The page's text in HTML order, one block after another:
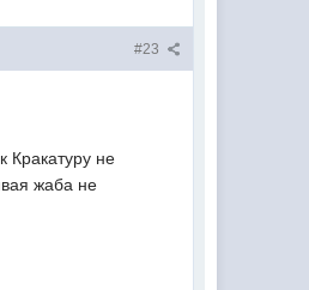
#23
Кракатуру не
жаба не